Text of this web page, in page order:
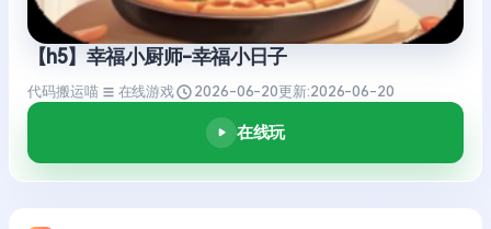
【h5】幸福小厨师-幸福小日子
代码搬运喵 在线游戏 2026-06-20更新:2026-06-20
在线玩